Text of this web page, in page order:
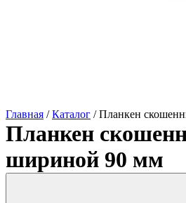
Главная /Каталог /Планкен
Планкен
шириной 90 мм